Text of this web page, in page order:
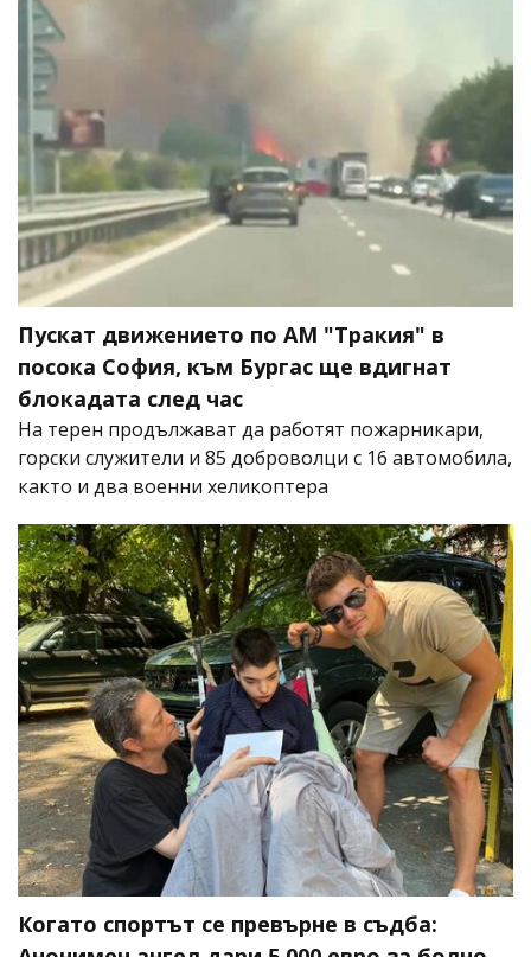
Пускат движението по АМ "Тракия" в
посока София, към Бургас ще вдигнат
блокадата след час
На терен продължават да работят пожарникари,
горски служители и 85 доброволци с 16 автомобила,
както и два военни хеликоптера
Когато спортът се превърне в съдба: